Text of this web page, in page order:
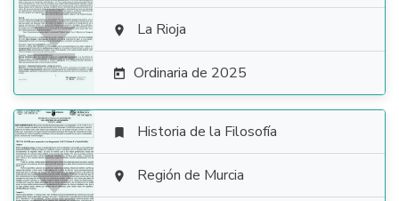
  La Rioja
 Ordinaria de 2025

 Historia de la Filosofía
 Región de Murcia